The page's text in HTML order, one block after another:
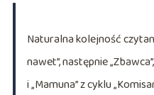
Naturalna kolejność
nawet”, następnie
i „Mamuna” z cyklu